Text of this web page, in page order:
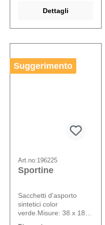
Dettagli
Suggerimento
Art.no:196225
Sportine
Sacchetti d'asporto
sintetici color
verde.Misure: 38 x 18 x